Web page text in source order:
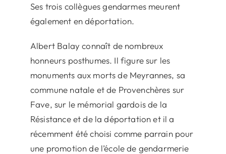
Ses trois collègues gendarmes meurent
également en déportation.
Albert Balay connaît de nombreux
honneurs posthumes. Il figure sur les
monuments aux morts de Meyrannes, sa
commune natale et de Provenchères sur
Fave, sur le mémorial gardois de la
Résistance et de la déportation et il a
récemment été choisi comme parrain pour
une promotion de l’école de gendarmerie